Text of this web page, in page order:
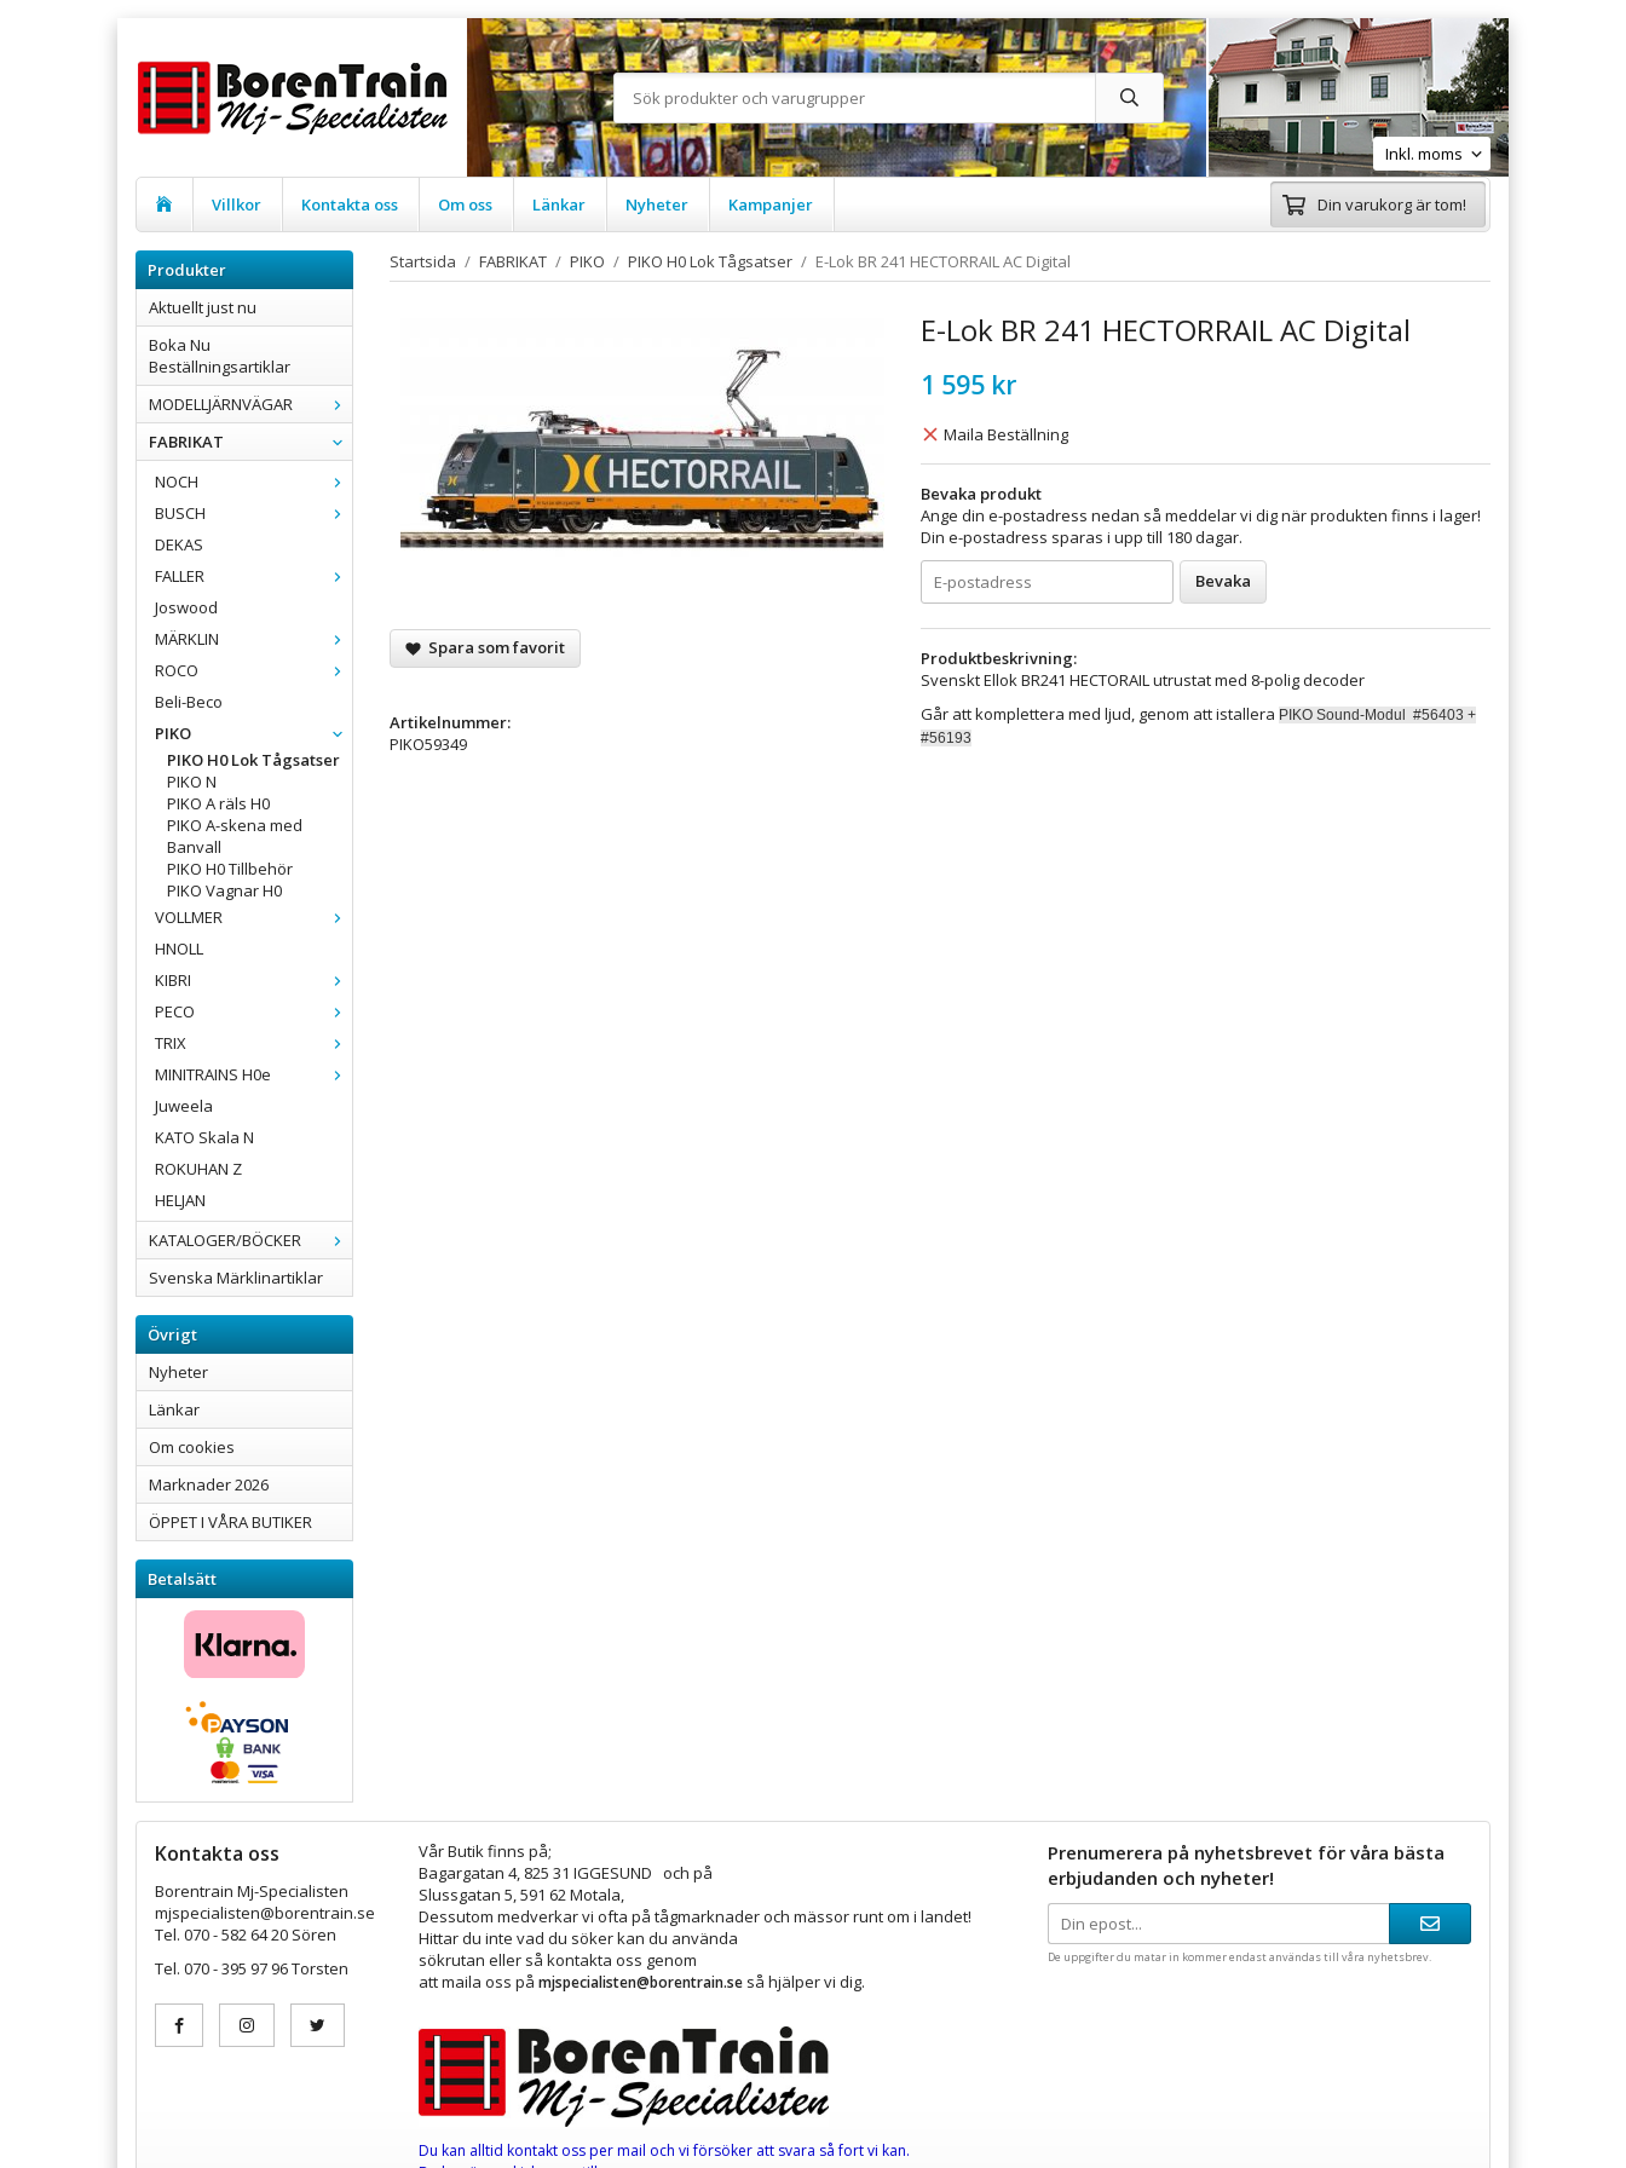
Villkor Kontakta oss Om oss Länkar Nyheter Kampanjer Din varukorg är tom!
Produkter
Aktuellt just nu
Boka Nu
Beställningsartiklar
MODELLJÄRNVÄGAR
FABRIKAT
NOCH
BUSCH
DEKAS
FALLER
Joswood
MÄRKLIN
ROCO
Beli-Beco
PIKO
PIKO H0 Lok Tågsatser
PIKO N
PIKO A räls H0
PIKO A-skena med
Banvall
PIKO H0 Tillbehör
PIKO Vagnar H0
VOLLMER
HNOLL
KIBRI
PECO
TRIX
MINITRAINS H0e
Juweela
KATO Skala N
ROKUHAN Z
HELJAN
KATALOGER/BÖCKER
Svenska Märklinartiklar
Övrigt
Nyheter
Länkar
Om cookies
Marknader 2026
ÖPPET I VÅRA BUTIKER
Betalsätt
Startsida / FABRIKAT / PIKO / PIKO H0 Lok Tågsatser / E-Lok BR 241 HECTORRAIL AC Digital
E-Lok BR 241 HECTORRAIL AC Digital
1 595 kr
Maila Beställning
Bevaka produkt
Ange din e-postadress nedan så meddelar vi dig när produkten finns i lager!
Din e-postadress sparas i upp till 180 dagar.
Bevaka
Produktbeskrivning:
Svenskt Ellok BR241 HECTORAIL utrustat med 8-polig decoder
Går att komplettera med ljud, genom att istallera PIKO Sound-Modul #56403 +
#56193
Spara som favorit
Artikelnummer:
PIKO59349
Kontakta oss
Borentrain Mj-Specialisten
mjspecialisten@borentrain.se
Tel. 070 - 582 64 20 Sören
Tel. 070 - 395 97 96 Torsten
Vår Butik finns på;
Bagargatan 4, 825 31 IGGESUND och på
Slussgatan 5, 591 62 Motala,
Dessutom medverkar vi ofta på tågmarknader och mässor runt om i landet!
Hittar du inte vad du söker kan du använda
sökrutan eller så kontakta oss genom
att maila oss på mjspecialisten@borentrain.se så hjälper vi dig.
Du kan alltid kontakt oss per mail och vi försöker att svara så fort vi kan.
Prenumerera på nyhetsbrevet för våra bästa
erbjudanden och nyheter!
De uppgifter du matar in kommer endast användas till våra nyhetsbrev.